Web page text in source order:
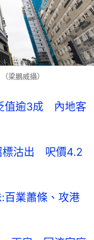
梁鵬威攝）
值逾3成 內地客
標沽出 呎價4.2
業蕭條、攻港